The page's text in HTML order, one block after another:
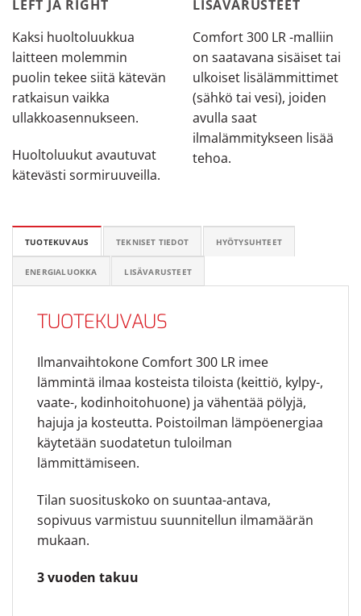
LEFT JA RIGHT
Kaksi huoltoluukkua
laitteen molemmin
puolin tekee siitä kätevän
ratkaisun vaikka
ullakkoasennukseen.
Huoltoluukut avautuvat
kätevästi sormiruuveilla.
LISÄVARUSTEET
Comfort 300 LR -malliin
on saatavana sisäiset tai
ulkoiset lisälämmittimet
(sähkö tai vesi), joiden
avulla saat
ilmalämmitykseen lisää
tehoa.
TUOTEKUVAUS TEKNISET TIEDOT HYÖTYSUHTEET
ENERGIALUOKKA LISÄVARUSTEET
TUOTEKUVAUS
Ilmanvaihtokone Comfort 300 LR imee
lämmintä ilmaa kosteista tiloista (keittiö, kylpy-,
vaate-, kodinhoitohuone) ja vähentää pölyjä,
hajuja ja kosteutta. Poistoilman lämpöenergiaa
käytetään suodatetun tuloilman
lämmittämiseen.
Tilan suosituskoko on suuntaa-antava,
sopivuus varmistuu suunnitellun ilmamäärän
mukaan.
3 vuoden takuu